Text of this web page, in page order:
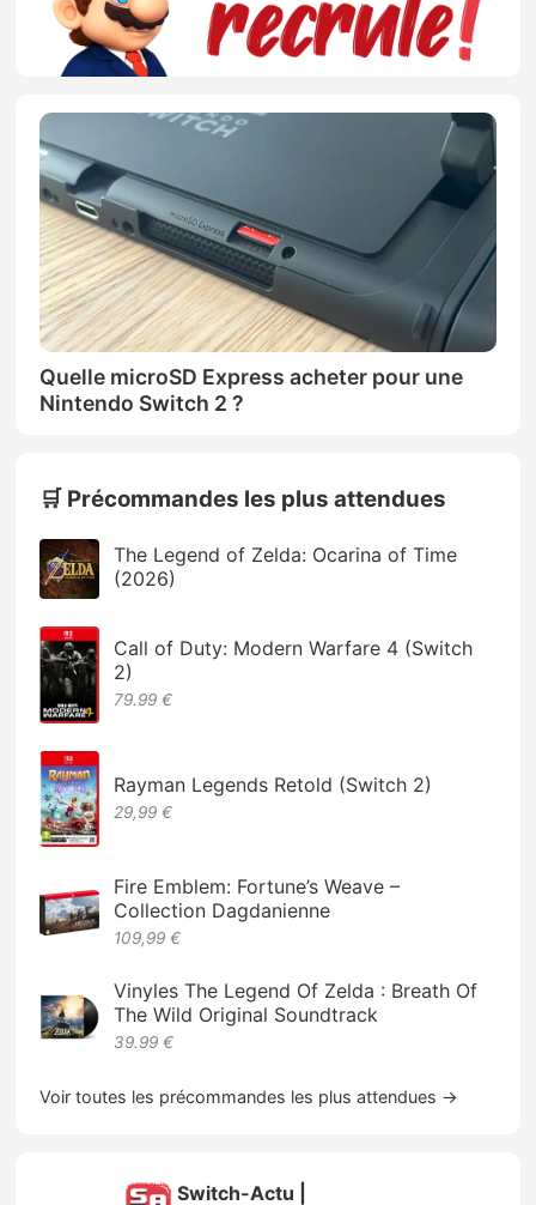
Quelle microSD Express acheter pour une
Nintendo Switch 2 ?
🛒 Précommandes les plus attendues
The Legend of Zelda: Ocarina of Time
(2026)
Call of Duty: Modern Warfare 4 (Switch
2)
79.99 €
Rayman Legends Retold (Switch 2)
29,99 €
Fire Emblem: Fortune’s Weave –
Collection Dagdanienne
109,99 €
Vinyles The Legend Of Zelda : Breath Of
The Wild Original Soundtrack
39.99 €
Voir toutes les précommandes les plus attendues →
Switch-Actu |